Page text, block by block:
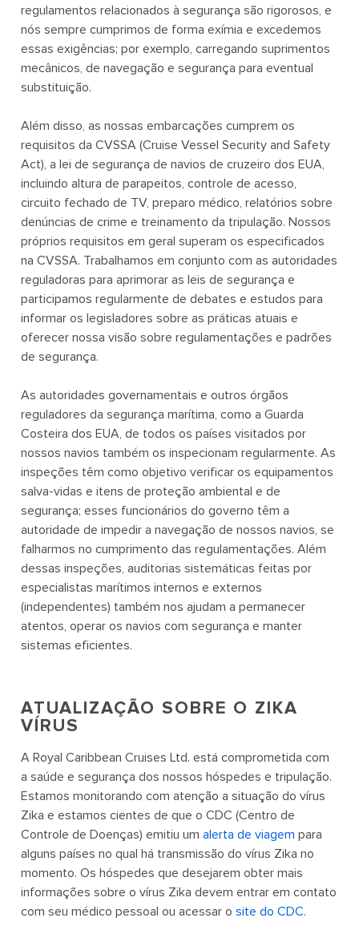
regulamentos relacionados à segurança são rigorosos, e
nós sempre cumprimos de forma exímia e excedemos
essas exigências; por exemplo, carregando suprimentos
mecânicos, de navegação e segurança para eventual
substituição.
Além disso, as nossas embarcações cumprem os
requisitos da CVSSA (Cruise Vessel Security and Safety
Act), a lei de segurança de navios de cruzeiro dos EUA,
incluindo altura de parapeitos, controle de acesso,
circuito fechado de TV, preparo médico, relatórios sobre
denúncias de crime e treinamento da tripulação. Nossos
próprios requisitos em geral superam os especificados
na CVSSA. Trabalhamos em conjunto com as autoridades
reguladoras para aprimorar as leis de segurança e
participamos regularmente de debates e estudos para
informar os legisladores sobre as práticas atuais e
oferecer nossa visão sobre regulamentações e padrões
de segurança.
As autoridades governamentais e outros órgãos
reguladores da segurança marítima, como a Guarda
Costeira dos EUA, de todos os países visitados por
nossos navios também os inspecionam regularmente. As
inspeções têm como objetivo verificar os equipamentos
salva-vidas e itens de proteção ambiental e de
segurança; esses funcionários do governo têm a
autoridade de impedir a navegação de nossos navios, se
falharmos no cumprimento das regulamentações. Além
dessas inspeções, auditorias sistemáticas feitas por
especialistas marítimos internos e externos
(independentes) também nos ajudam a permanecer
atentos, operar os navios com segurança e manter
sistemas eficientes.
ATUALIZAÇÃO SOBRE O ZIKA
VÍRUS
A Royal Caribbean Cruises Ltd. está comprometida com
a saúde e segurança dos nossos hóspedes e tripulação.
Estamos monitorando com atenção a situação do vírus
Zika e estamos cientes de que o CDC (Centro de
Controle de Doenças) emitiu um alerta de viagem para
alguns países no qual há transmissão do vírus Zika no
momento. Os hóspedes que desejarem obter mais
informações sobre o vírus Zika devem entrar em contato
com seu médico pessoal ou acessar o site do CDC.